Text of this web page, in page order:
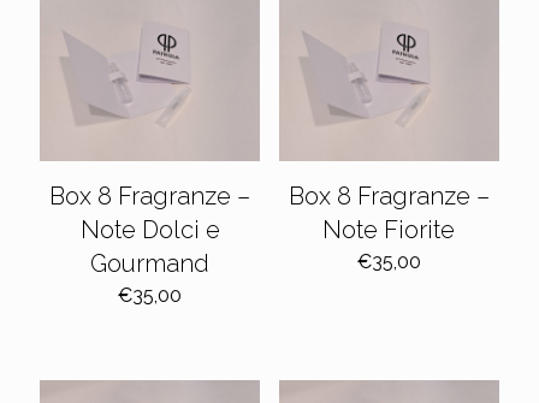
Box 8 Fragranze –
Note Dolci e
Gourmand
€35,00
Box 8 Fragranze –
Note Fiorite
€35,00